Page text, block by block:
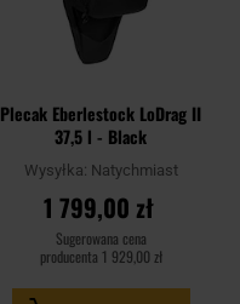
Plecak Eberlestock LoDrag II
37,5 l - Black
Wysyłka: Natychmiast
1 799,00 zł
Sugerowana cena
producenta 1 929,00 zł